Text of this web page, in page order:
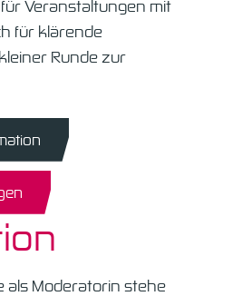
Veranstaltungen mit
für klärende
Runde zur
als Moderatorin stehe